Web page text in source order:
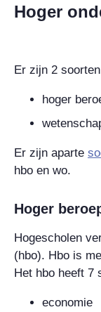
Hoger
Er zijn 2
hoger
Er zijn aparte
hbo en wo.
Hoger
Hogescholen
(hbo). Hbo is
Het hbo heeft 7
economie